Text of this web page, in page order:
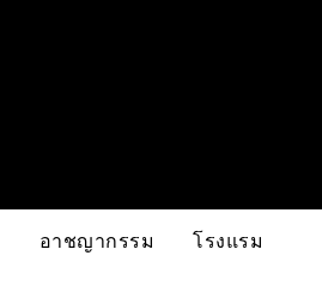
อาชญากรรม โรงแรม